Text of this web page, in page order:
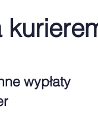
wypłaty